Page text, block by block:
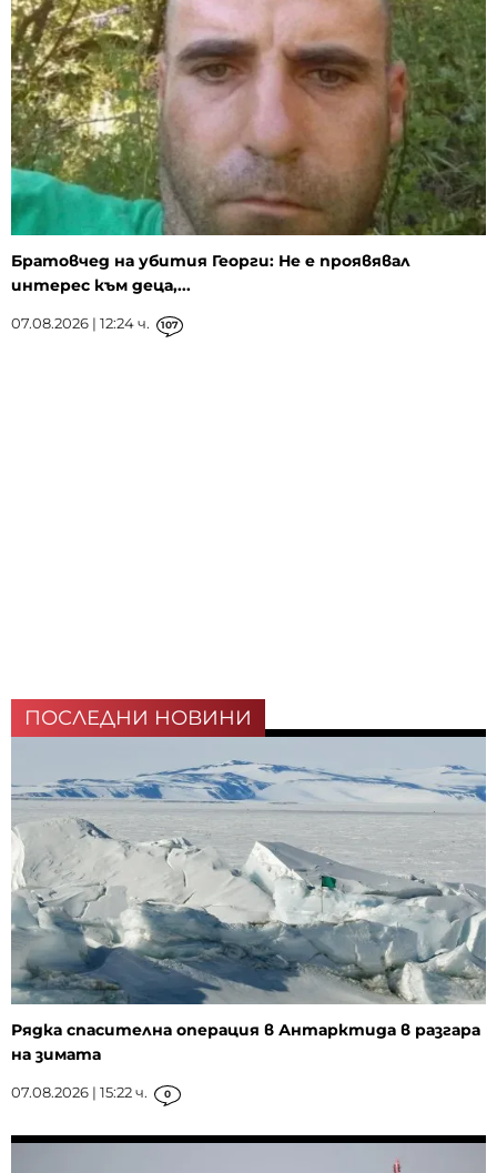
Братовчед на убития Георги: Не е проявявал
интерес към деца,...
07.08.2026 | 12:24 ч. 107
ПОСЛЕДНИ НОВИНИ
Рядка спасителна операция в Антарктида в разгара
на зимата
07.08.2026 | 15:22 ч. 0